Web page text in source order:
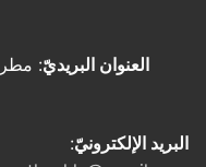
العنوان البريديّ:
البريد الإلكترونيّ: